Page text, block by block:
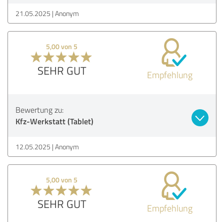
21.05.2025 Anonym
5,00 von 5
SEHR GUT Empfehlung
Bewertung zu:
Kfz-Werkstatt (Tablet)
12.05.2025 Anonym
5,00 von 5
SEHR GUT Empfehlung